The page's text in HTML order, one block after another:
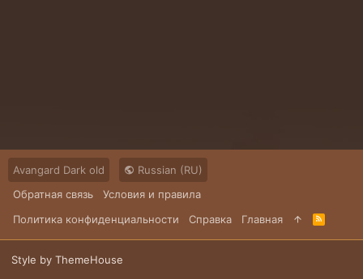
Avangard Dark old
Russian (RU)
Обратная связь
Условия и правила
Политика конфиденциальности
Справка Главная
R
S
S
Style by ThemeHouse